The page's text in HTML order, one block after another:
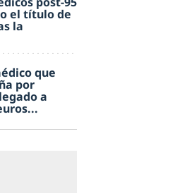
el título de
la
que
por
a